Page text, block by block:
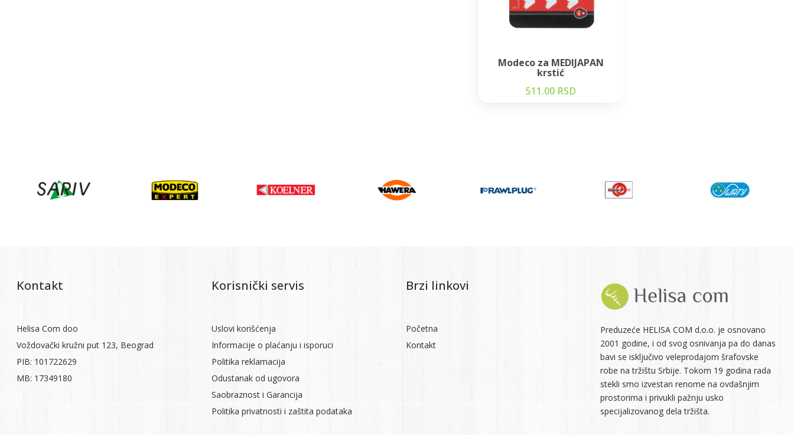
Modeco za MEDIJAPAN
krstić
511.00 RSD
Kontakt
Helisa Com doo
Voždovački kružni put 123, Beograd
PIB: 101722629
MB: 17349180
Korisnički servis
Uslovi korišćenja
Informacije o plaćanju i isporuci
Politika reklamacija
Odustanak od ugovora
Saobraznost i Garancija
Politika privatnosti i zaštita podataka
Brzi linkovi
Početna
Kontakt
Preduzeće HELISA COM d.o.o. je osnovano
2001 godine, i od svog osnivanja pa do danas
bavi se isključivo veleprodajom šrafovske
robe na tržištu Srbije. Tokom 19 godina rada
stekli smo izvestan renome na ovdašnjim
prostorima i privukli pažnju usko
specijalizovanog dela tržišta.